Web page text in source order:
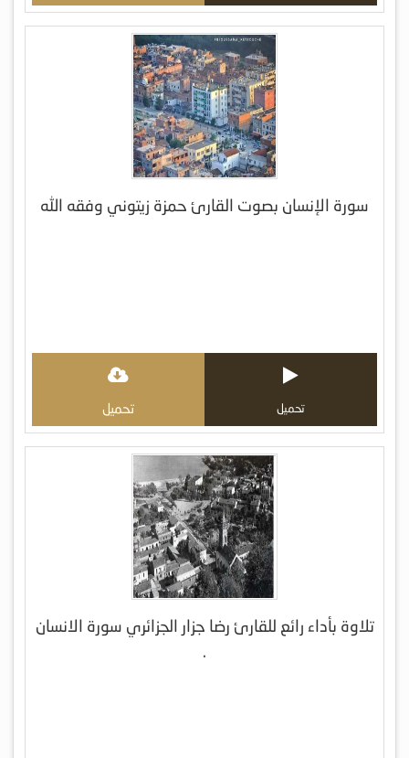
سورة الإنسان بصوت القارئ حمزة زيتوني وفقه الله
تحميل تحميل
⁦سورة الانسان ⁦تلاوة بأداء رائع للقارئ رضا جزار الجزائري
.